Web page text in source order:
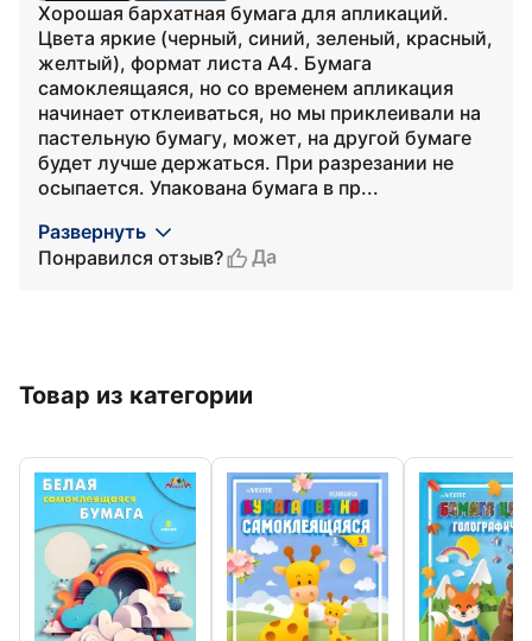
Хорошая бархатная бумага для апликаций.
Цвета яркие (черный, синий, зеленый, красный,
желтый), формат листа А4. Бумага
самоклеящаяся, но со временем апликация
начинает отклеиваться, но мы приклеивали на
пастельную бумагу, может, на другой бумаге
будет лучше держаться. При разрезании не
осыпается. Упакована бумага в пр...
Развернуть
Понравился отзыв?
Да
Товар из категории